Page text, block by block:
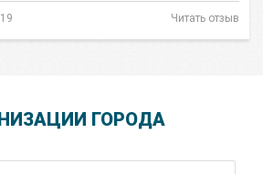
Читать отзыв
ГОРОДА